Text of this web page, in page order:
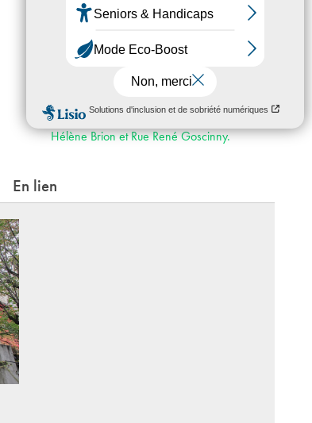
· Bus 62, 64, 89, 132
· Voiture : possibilité de venir déposer les
personnes en fauteuil roulant juste devant le
centre d’art : accès par la rue Marguerite
Duras, puis par l’Esplanade Pierre Vidal
Naquet, le long de la Halle aux farines.
Places de stationnement réservées les plus
proches rue Françoise Dolto ; puis rue
Hélène Brion et Rue René Goscinny.
En lien